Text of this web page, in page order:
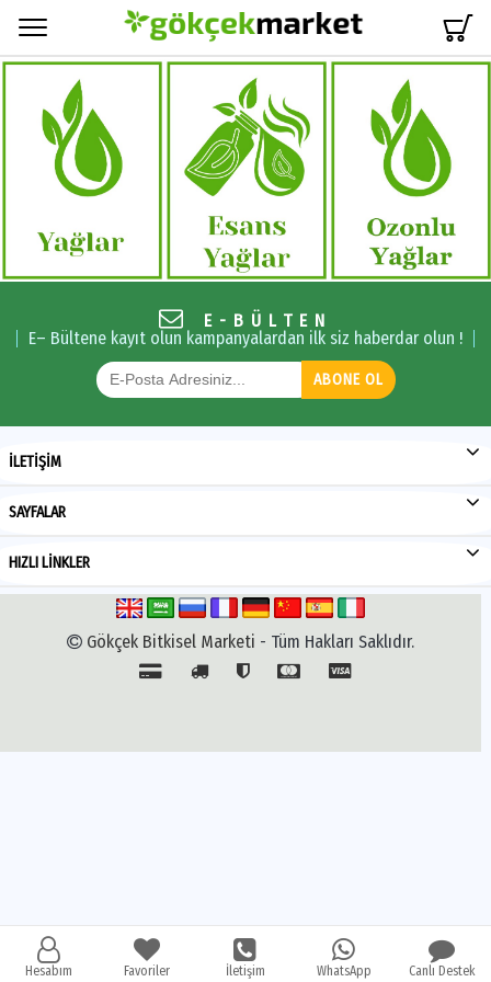
E-BÜLTEN
E– Bültene kayıt olun kampanyalardan ilk siz haberdar olun !
ABONE OL
İLETİŞİM
SAYFALAR
HIZLI LİNKLER
Gökçek Bitkisel Marketi - Tüm Hakları Saklıdır.
Hesabım Favoriler İletişim WhatsApp Canlı Destek